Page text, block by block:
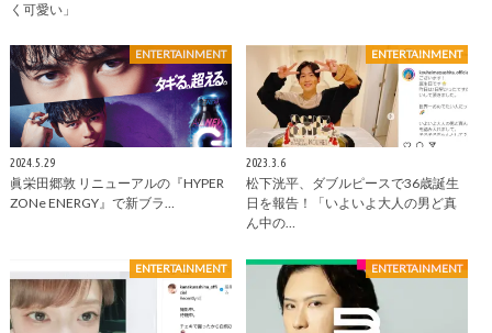
く可愛い」
ENTERTAINMENT
2024.5.29
眞栄田郷敦 リニューアルの『HYPER
ZONe ENERGY』で新ブラ…
ENTERTAINMENT
2023.3.6
松下洸平、ダブルピースで36歳誕生
日を報告！「いよいよ大人の男ど真
ん中の…
ENTERTAINMENT ENTERTAINMENT